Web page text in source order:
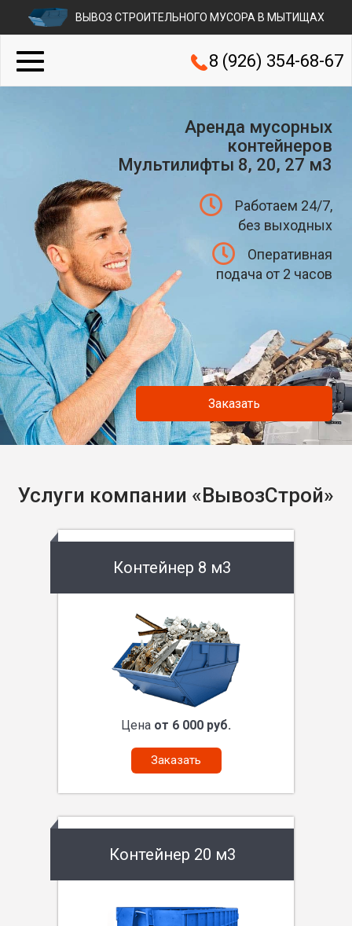
ВЫВОЗ СТРОИТЕЛЬНОГО МУСОРА В МЫТИЩАХ
8 (926) 354-68-67
Аренда мусорных
контейнеров
Мультилифты 8, 20, 27 м3
Работаем 24/7,
без выходных
Оперативная
подача от 2 часов
Заказать
Услуги компании «ВывозСтрой»
Контейнер 8 м3
Цена от 6 000 руб.
Заказать
Контейнер 20 м3